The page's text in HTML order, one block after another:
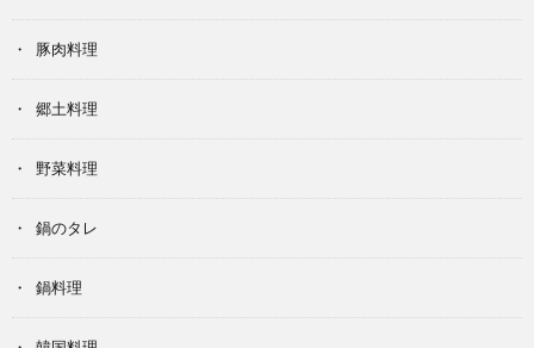
豚肉料理
郷土料理
野菜料理
鍋のタレ
鍋料理